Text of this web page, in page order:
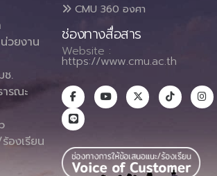
วยงาน
ช.
รณะ
องเรียน
CMU 360 องศา
ช่องทางสื่อสาร
Website :
https://www.cmu.ac.th